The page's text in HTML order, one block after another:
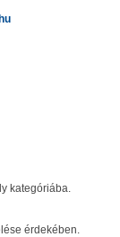
kategóriába.
érdekében.